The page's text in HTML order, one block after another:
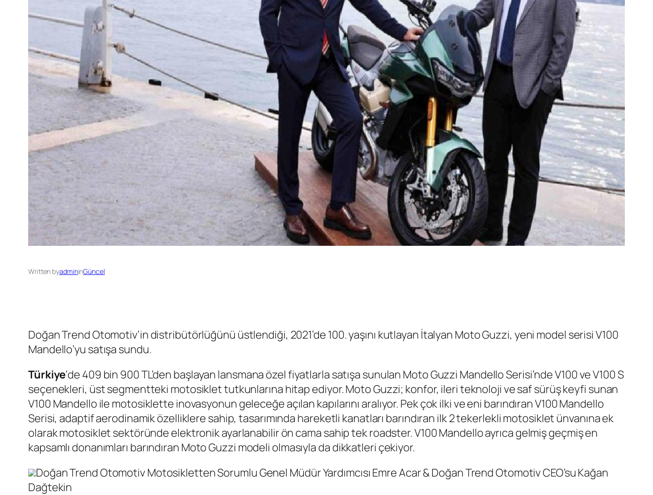
Written byadmininGüncel
Doğan Trend Otomotiv’in distribütörlüğünü üstlendiği, 2021’de 100. yaşını kutlayan İtalyan Moto Guzzi, yeni model serisi V100
Mandello’yu satışa sundu.
Türkiye‘de 409 bin 900 TL’den başlayan lansmana özel fiyatlarla satışa sunulan Moto Guzzi Mandello Serisi’nde V100 ve V100 S
seçenekleri, üst segmentteki motosiklet tutkunlarına hitap ediyor. Moto Guzzi; konfor, ileri teknoloji ve saf sürüş keyfi sunan
V100 Mandello ile motosiklette inovasyonun geleceğe açılan kapılarını aralıyor. Pek çok ilki ve eni barındıran V100 Mandello
Serisi, adaptif aerodinamik özelliklere sahip, tasarımında hareketli kanatları barındıran ilk 2 tekerlekli motosiklet ünvanına ek
olarak motosiklet sektöründe elektronik ayarlanabilir ön cama sahip tek roadster. V100 Mandello ayrıca gelmiş geçmiş en
kapsamlı donanımları barındıran Moto Guzzi modeli olmasıyla da dikkatleri çekiyor.
Doğan Trend Otomotiv Motosikletten Sorumlu Genel Müdür Yardımcısı Emre Acar & Doğan Trend Otomotiv CEO’su Kağan
Dağtekin